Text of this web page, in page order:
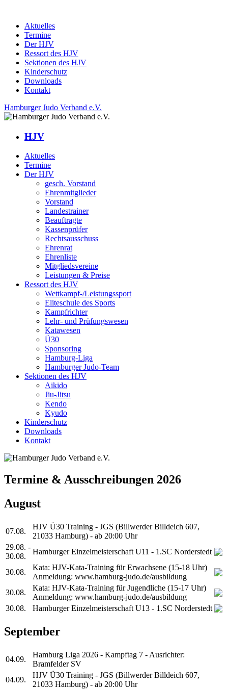
Aktuelles
Termine
Der HJV
Ressort des HJV
Sektionen des HJV
Kinderschutz
Downloads
Kontakt
Hamburger Judo Verband e.V.
HJV
Aktuelles
Termine
Der HJV
gesch. Vorstand
Ehrenmitglieder
Vorstand
Landestrainer
Beauftragte
Kassenprüfer
Rechtsausschuss
Ehrenrat
Ehrenliste
Mitgliedsvereine
Leistungen & Preise
Ressort des HJV
Wettkampf-/Leistungssport
Eliteschule des Sports
Kampfrichter
Lehr- und Prüfungswesen
Katawesen
Ü30
Sponsoring
Hamburg-Liga
Hamburger Judo-Team
Sektionen des HJV
Aikido
Jiu-Jitsu
Kendo
Kyudo
Kinderschutz
Downloads
Kontakt
Termine & Ausschreibungen 2026
August
07.08.
HJV Ü30 Training - JGS (Billwerder Billdeich 607,
21033 Hamburg) - ab 20:00 Uhr
29.08. -
30.08.
Hamburger Einzelmeisterschaft U11 - 1.SC Norderstedt
30.08.
Kata: HJV-Kata-Training für Erwachsene (15-18 Uhr)
Anmeldung: www.hamburg-judo.de/ausbildung
30.08.
Kata: HJV-Kata-Training für Jugendliche (15-17 Uhr)
Anmeldung: www.hamburg-judo.de/ausbildung
30.08.
Hamburger Einzelmeisterschaft U13 - 1.SC Norderstedt
September
04.09.
Hamburg Liga 2026 - Kampftag 7 - Ausrichter:
Bramfelder SV
04.09.
HJV Ü30 Training - JGS (Billwerder Billdeich 607,
21033 Hamburg) - ab 20:00 Uhr